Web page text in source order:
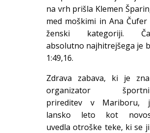
na vrh prišla Klemen
med moškimi in Ana Čufer
ženski kategoriji.
absolutno najhitrejšega je
1:49,16.
Zdrava zabava, ki je
organizator
prireditev v Mariboru,
lansko leto kot
uvedla otroške teke, ki se